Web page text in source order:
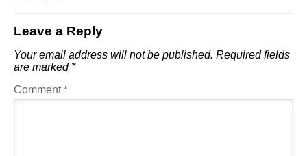
Leave a Reply
Your email address will not be published. Required fields
are marked *
Comment*